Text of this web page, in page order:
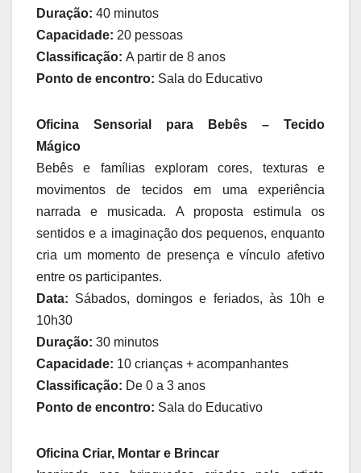
Duração: 40 minutos
Capacidade: 20 pessoas
Classificação: A partir de 8 anos
Ponto de encontro: Sala do Educativo
Oficina Sensorial para Bebês – Tecido
Mágico
Bebês e famílias exploram cores, texturas e
movimentos de tecidos em uma experiência
narrada e musicada. A proposta estimula os
sentidos e a imaginação dos pequenos, enquanto
cria um momento de presença e vínculo afetivo
entre os participantes.
Data: Sábados, domingos e feriados, às 10h e
10h30
Duração: 30 minutos
Capacidade: 10 crianças + acompanhantes
Classificação: De 0 a 3 anos
Ponto de encontro: Sala do Educativo
Oficina Criar, Montar e Brincar